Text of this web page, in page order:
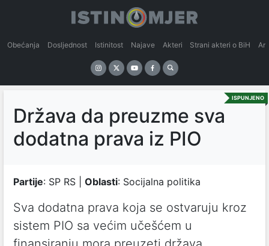
Obećanja Dosljednost Istinitost Najave Akteri Strani akteri o BiH
ISPUNJENO
Država da preuzme sva
dodatna prava iz PIO
Partije: SP RS | Oblasti: Socijalna politika
Sva dodatna prava koja se ostvaruju kroz
sistem PIO sa većim učešćem u